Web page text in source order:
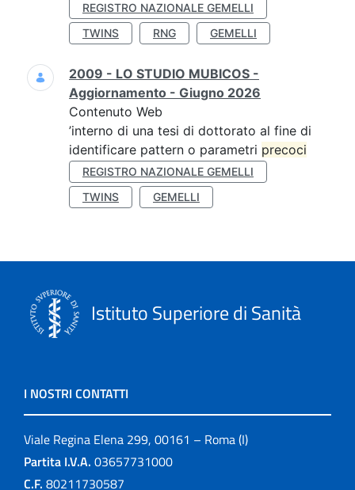
REGISTRO NAZIONALE GEMELLI
TWINS
RNG GEMELLI
2009 - LO STUDIO MUBICOS -
Aggiornamento - Giugno 2026
Contenuto Web
’interno di una tesi di dottorato al fine di
identificare pattern o parametri precoci
REGISTRO NAZIONALE GEMELLI
TWINS
GEMELLI
Istituto Superiore di Sanità
I NOSTRI CONTATTI
Viale Regina Elena 299, 00161 – Roma (I)
Partita I.V.A. 03657731000
C.F. 80211730587